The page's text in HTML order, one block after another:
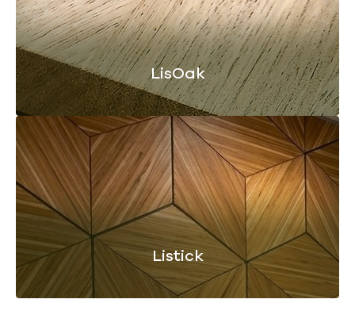
LisOak
Listick